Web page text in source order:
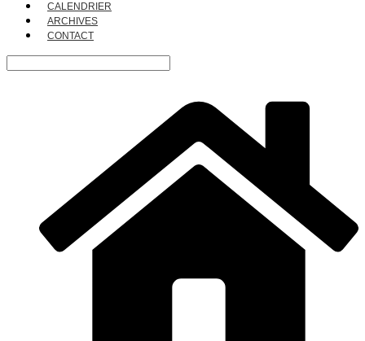
CALENDRIER
ARCHIVES
CONTACT